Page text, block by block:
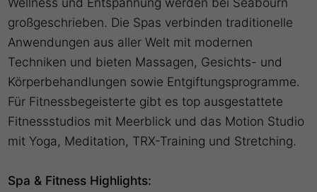
großgeschrieben. Die Spas verbinden traditionelle
Anwendungen aus aller Welt mit modernen
Techniken und bieten Massagen, Gesichts- und
Körperbehandlungen sowie Entgiftungsprogramme.
Für Fitnessbegeisterte gibt es top ausgestattete
Fitnessstudios mit Meerblick und das Motion Studio
mit Yoga, Meditation, TRX-Training und Stretching.
Spa & Fitness Highlights: